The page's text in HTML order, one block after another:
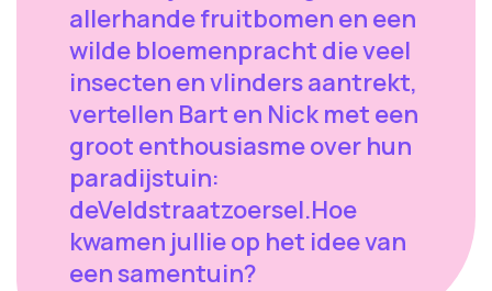
allerhande fruitbomen en een
wilde bloemenpracht die veel
insecten en vlinders aantrekt,
vertellen Bart en Nick met een
groot enthousiasme over hun
paradijstuin:
deVeldstraatzoersel.Hoe
kwamen jullie op het idee van
een samentuin?